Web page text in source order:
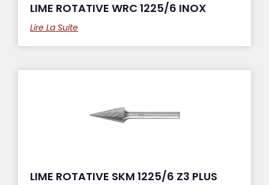
LIME ROTATIVE WRC 1225/6 INOX
Lire La Suite
LIME ROTATIVE SKM 1225/6 Z3 PLUS